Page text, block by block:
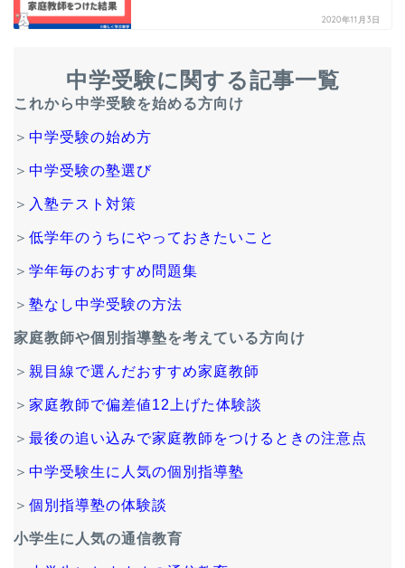
2020年11月3日
中学受験に関する記事一覧
これから中学受験を始める方向け
＞ 中学受験の始め方
＞ 中学受験の塾選び
＞ 入塾テスト対策
＞ 低学年のうちにやっておきたいこと
＞ 学年毎のおすすめ問題集
＞ 塾なし中学受験の方法
家庭教師や個別指導塾を考えている方向け
＞ 親目線で選んだおすすめ家庭教師
＞ 家庭教師で偏差値12上げた体験談
＞ 最後の追い込みで家庭教師をつけるときの注意点
＞ 中学受験生に人気の個別指導塾
＞ 個別指導塾の体験談
小学生に人気の通信教育